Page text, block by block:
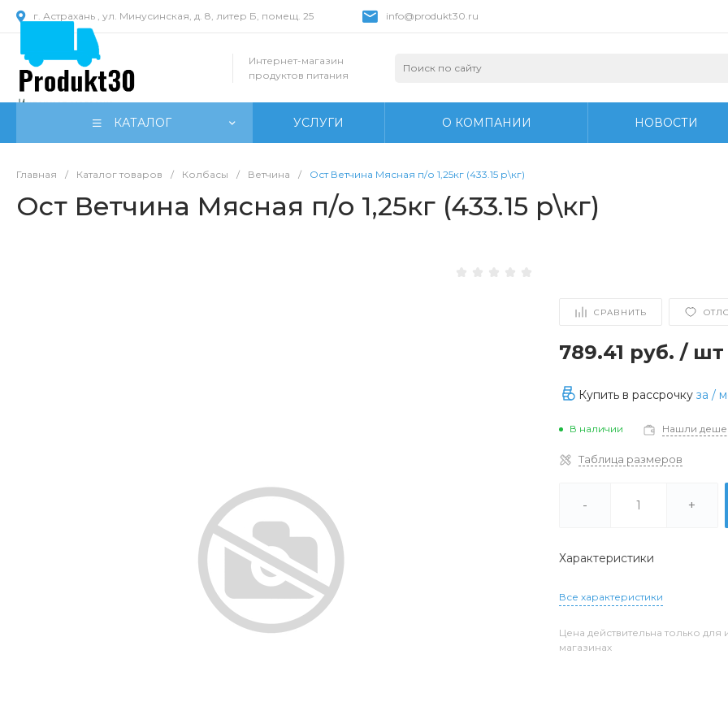
г. Астрахань , ул. Минусинская, д. 8, литер Б, помещ. 25 info@produkt30.ru
Интернет-магазин
продуктов питания
КАТАЛОГ УСЛУГИ О КОМПАНИИ НОВОСТИ
Главная / Каталог товаров / Колбасы / Ветчина / Ост Ветчина Мясная п/о 1,25кг (433.15 р\кг)
Ост Ветчина Мясная п/о 1,25кг (433.15 р\кг)
СРАВНИТЬ
789.41 руб. / шт
Купить в рассрочку за /
В наличии Нашли
Таблица размеров
- +
Характеристики
Все характеристики
Цена действительна только
магазинах